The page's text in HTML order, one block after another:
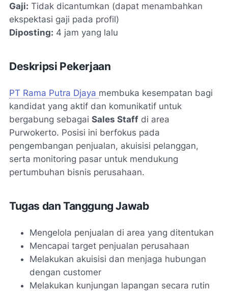
Gaji: Tidak dicantumkan (dapat menambahkan
ekspektasi gaji pada profil)
Diposting: 4 jam yang lalu
Deskripsi Pekerjaan
PT Rama Putra Djaya membuka kesempatan bagi
kandidat yang aktif dan komunikatif untuk
bergabung sebagai Sales Staff di area
Purwokerto. Posisi ini berfokus pada
pengembangan penjualan, akuisisi pelanggan,
serta monitoring pasar untuk mendukung
pertumbuhan bisnis perusahaan.
Tugas dan Tanggung Jawab
Mengelola penjualan di area yang ditentukan
Mencapai target penjualan perusahaan
Melakukan akuisisi dan menjaga hubungan
dengan customer
Melakukan kunjungan lapangan secara rutin